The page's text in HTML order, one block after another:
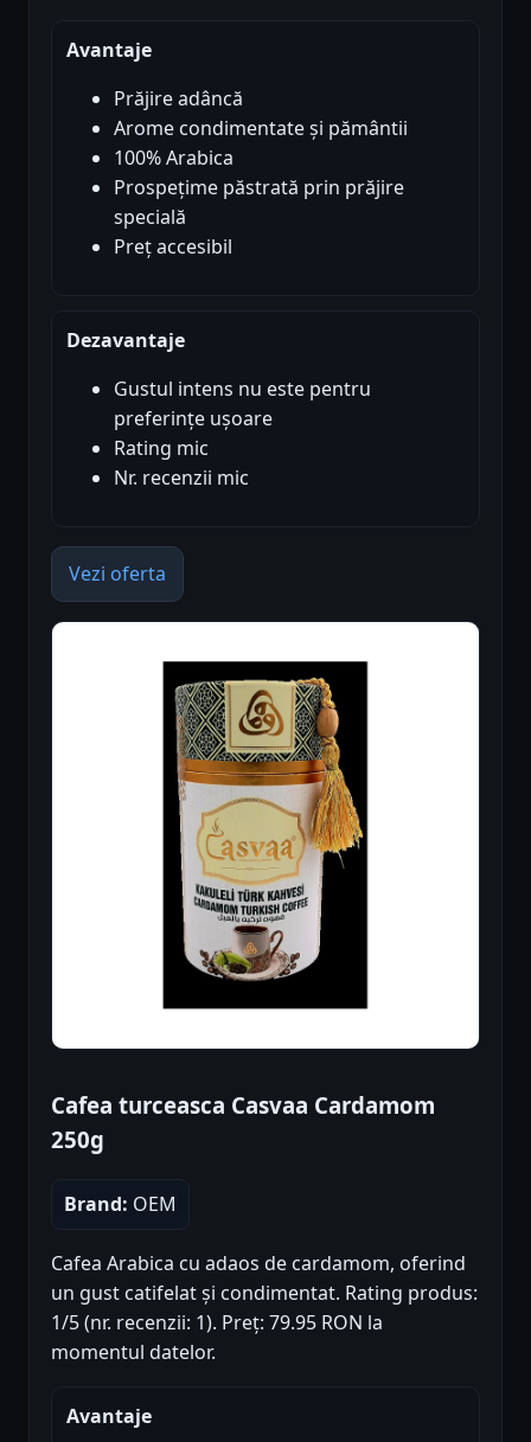
Avantaje
Prăjire adâncă
Arome condimentate și pământii
100% Arabica
Prospețime păstrată prin prăjire
specială
Preț accesibil
Dezavantaje
Gustul intens nu este pentru
preferințe ușoare
Rating mic
Nr. recenzii mic
Vezi oferta
Cafea turceasca Casvaa Cardamom
250g
Brand: OEM
Cafea Arabica cu adaos de cardamom, oferind
un gust catifelat și condimentat. Rating produs:
1/5 (nr. recenzii: 1). Preț: 79.95 RON la
momentul datelor.
Avantaje